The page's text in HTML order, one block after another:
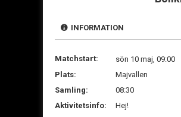
INFORMATION
Matchstart:
sön 10 maj, 09:00
Plats:
Majvallen
Samling:
08:30
Aktivitetsinfo:
Hej!